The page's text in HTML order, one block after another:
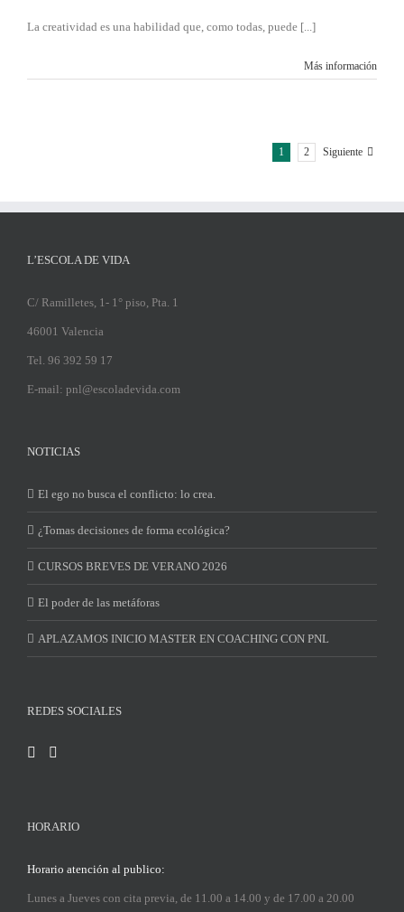
La creatividad es una habilidad que, como todas, puede [...]
Más información
1 2 Siguiente
L’ESCOLA DE VIDA
C/ Ramilletes, 1- 1° piso, Pta. 1
46001 Valencia
Tel. 96 392 59 17
E-mail: pnl@escoladevida.com
NOTICIAS
El ego no busca el conflicto: lo crea.
¿Tomas decisiones de forma ecológica?
CURSOS BREVES DE VERANO 2026
El poder de las metáforas
APLAZAMOS INICIO MASTER EN COACHING CON PNL
REDES SOCIALES
HORARIO
Horario atención al publico:
Lunes a Jueves con cita previa, de 11.00 a 14.00 y de 17.00 a 20.00